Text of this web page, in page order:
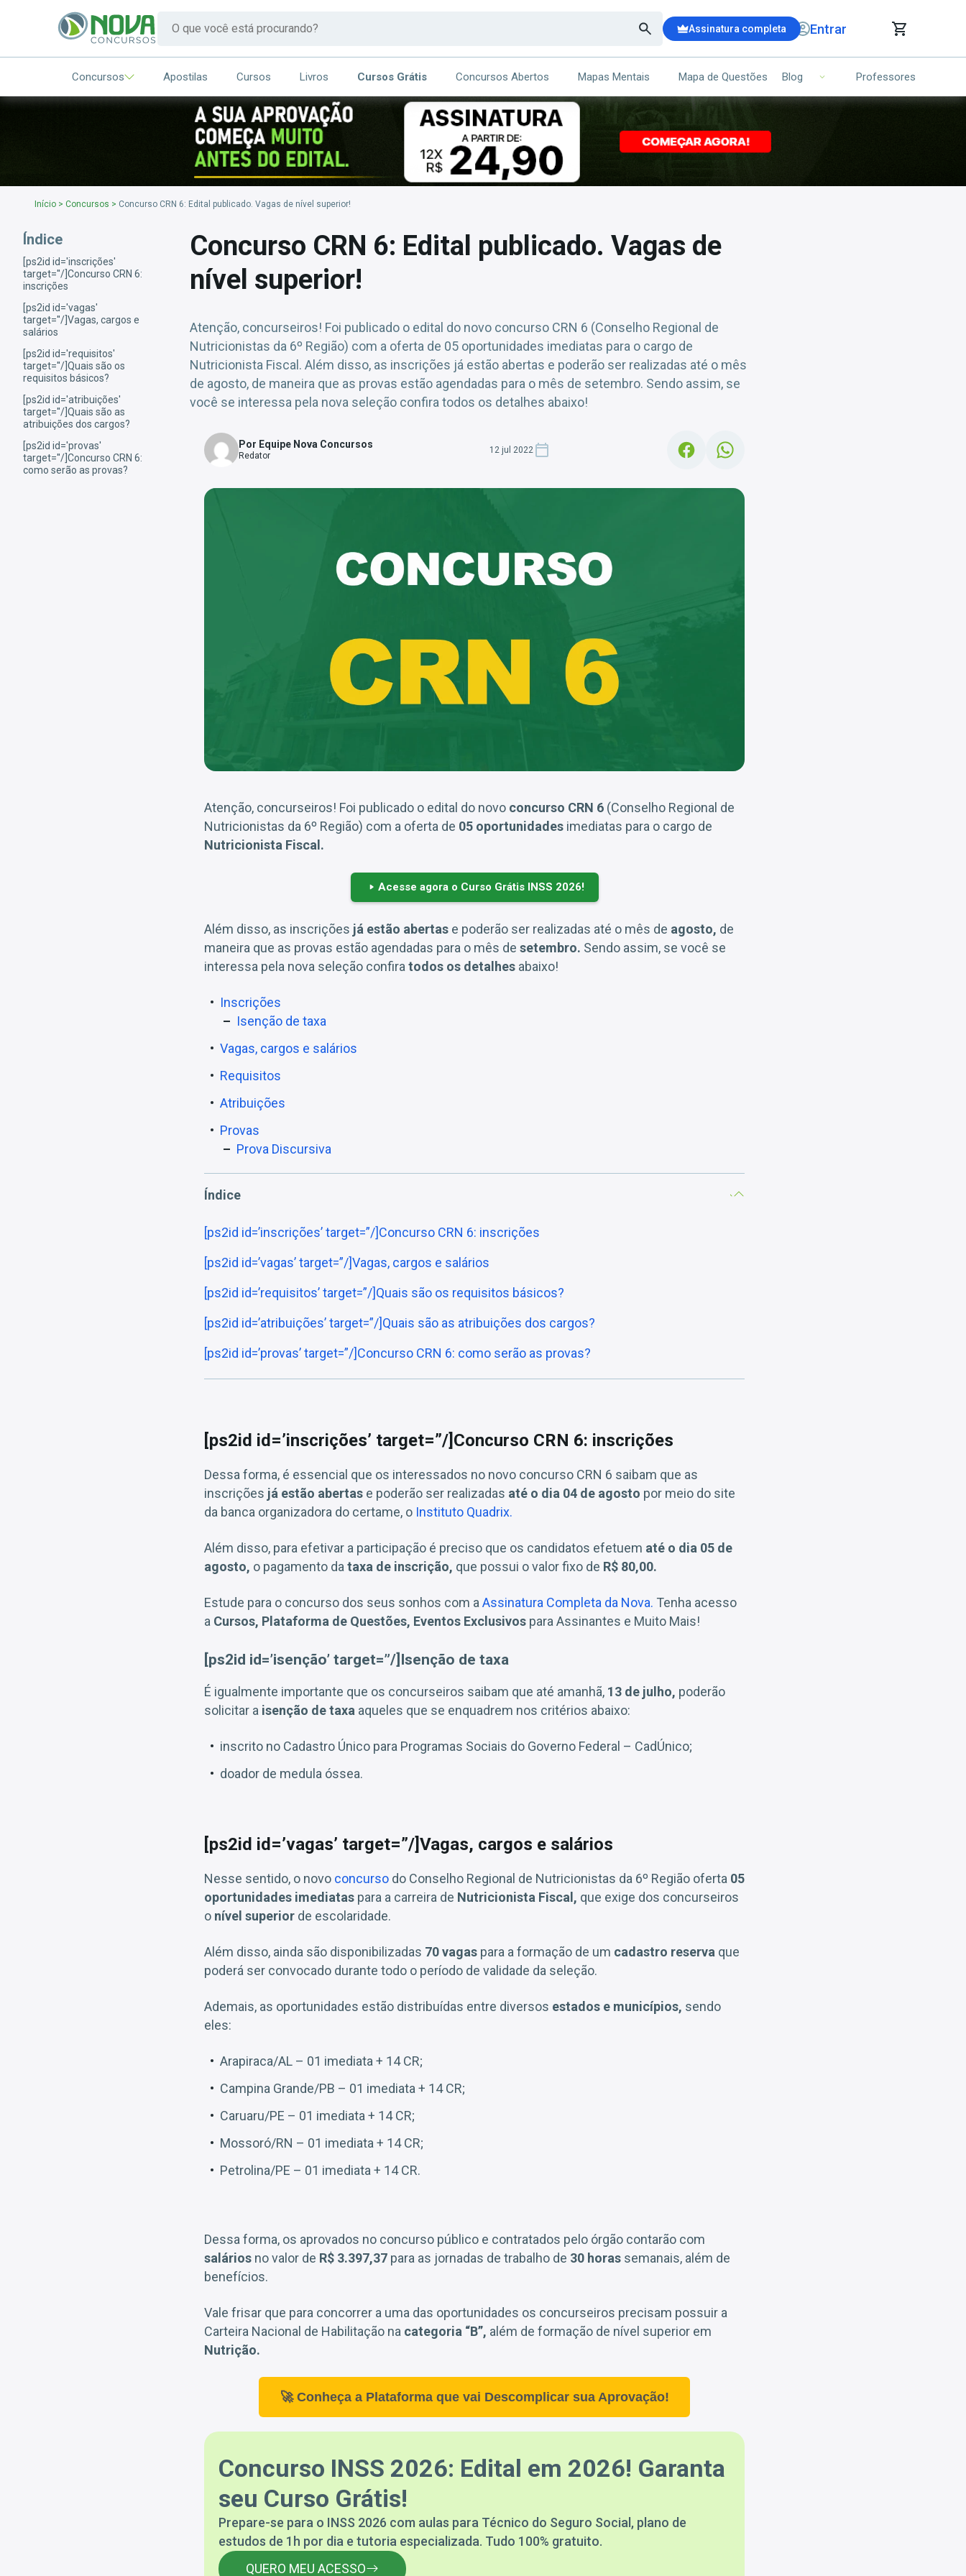
Assinatura completa Entrar
CARRINHO DE COMPRAS
ITENS (00)
Ops!
Seu carrinho ainda está vazio.
Concursos Apostilas Cursos Livros Cursos Grátis Concursos Abertos Mapas Mentais Mapa de Questões Blog Professores
Início > Concursos > Concurso CRN 6: Edital publicado. Vagas de nível superior!
Índice
[ps2id id='inscrições'
target=''/]Concurso CRN 6:
inscrições
[ps2id id='vagas'
target=''/]Vagas, cargos e
salários
[ps2id id='requisitos'
target=''/]Quais são os
requisitos básicos?
[ps2id id='atribuições'
target=''/]Quais são as
atribuições dos cargos?
[ps2id id='provas'
target=''/]Concurso CRN 6:
como serão as provas?
Concurso CRN 6: Edital publicado. Vagas de
nível superior!
Atenção, concurseiros! Foi publicado o edital do novo concurso CRN 6 (Conselho Regional de
Nutricionistas da 6º Região) com a oferta de 05 oportunidades imediatas para o cargo de
Nutricionista Fiscal. Além disso, as inscrições já estão abertas e poderão ser realizadas até o mês
de agosto, de maneira que as provas estão agendadas para o mês de setembro. Sendo assim, se
você se interessa pela nova seleção confira todos os detalhes abaixo!
Por Equipe Nova Concursos
Redator
12 jul 2022
Atenção, concurseiros! Foi publicado o edital do novo concurso CRN 6 (Conselho Regional de
Nutricionistas da 6º Região) com a oferta de 05 oportunidades imediatas para o cargo de
Nutricionista Fiscal.
Acesse agora o Curso Grátis INSS 2026!
Além disso, as inscrições já estão abertas e poderão ser realizadas até o mês de agosto, de
maneira que as provas estão agendadas para o mês de setembro. Sendo assim, se você se
interessa pela nova seleção confira todos os detalhes abaixo!
Inscrições
Isenção de taxa
Vagas, cargos e salários
Requisitos
Atribuições
Provas
Prova Discursiva
Índice
[ps2id id=’inscrições’ target=”/]Concurso CRN 6: inscrições
[ps2id id=’vagas’ target=”/]Vagas, cargos e salários
[ps2id id=’requisitos’ target=”/]Quais são os requisitos básicos?
[ps2id id=’atribuições’ target=”/]Quais são as atribuições dos cargos?
[ps2id id=’provas’ target=”/]Concurso CRN 6: como serão as provas?
[ps2id id=’inscrições’ target=”/]Concurso CRN 6: inscrições
Dessa forma, é essencial que os interessados no novo concurso CRN 6 saibam que as
inscrições já estão abertas e poderão ser realizadas até o dia 04 de agosto por meio do site
da banca organizadora do certame, o Instituto Quadrix.
Além disso, para efetivar a participação é preciso que os candidatos efetuem até o dia 05 de
agosto, o pagamento da taxa de inscrição, que possui o valor fixo de R$ 80,00.
Estude para o concurso dos seus sonhos com a Assinatura Completa da Nova. Tenha acesso
a Cursos, Plataforma de Questões, Eventos Exclusivos para Assinantes e Muito Mais!
[ps2id id=’isenção’ target=”/]Isenção de taxa
É igualmente importante que os concurseiros saibam que até amanhã, 13 de julho, poderão
solicitar a isenção de taxa aqueles que se enquadrem nos critérios abaixo:
inscrito no Cadastro Único para Programas Sociais do Governo Federal – CadÚnico;
doador de medula óssea.
[ps2id id=’vagas’ target=”/]Vagas, cargos e salários
Nesse sentido, o novo concurso do Conselho Regional de Nutricionistas da 6º Região oferta 05
oportunidades imediatas para a carreira de Nutricionista Fiscal, que exige dos concurseiros
o nível superior de escolaridade.
Além disso, ainda são disponibilizadas 70 vagas para a formação de um cadastro reserva que
poderá ser convocado durante todo o período de validade da seleção.
Ademais, as oportunidades estão distribuídas entre diversos estados e municípios, sendo
eles:
Arapiraca/AL – 01 imediata + 14 CR;
Campina Grande/PB – 01 imediata + 14 CR;
Caruaru/PE – 01 imediata + 14 CR;
Mossoró/RN – 01 imediata + 14 CR;
Petrolina/PE – 01 imediata + 14 CR.
Dessa forma, os aprovados no concurso público e contratados pelo órgão contarão com
salários no valor de R$ 3.397,37 para as jornadas de trabalho de 30 horas semanais, além de
benefícios.
Vale frisar que para concorrer a uma das oportunidades os concurseiros precisam possuir a
Carteira Nacional de Habilitação na categoria “B”, além de formação de nível superior em
Nutrição.
🚀 Conheça a Plataforma que vai Descomplicar sua Aprovação!
Concurso INSS 2026: Edital em 2026! Garanta
seu Curso Grátis!
Prepare-se para o INSS 2026 com aulas para Técnico do Seguro Social, plano de
estudos de 1h por dia e tutoria especializada. Tudo 100% gratuito.
QUERO MEU ACESSO